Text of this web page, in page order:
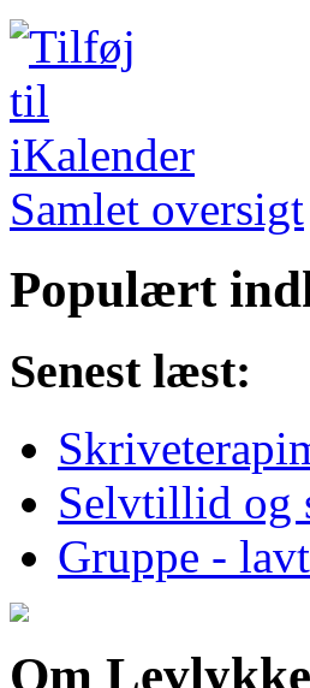
Samlet oversigt
Populært
Senest læst:
Selvtillid og
Gruppe -
Om